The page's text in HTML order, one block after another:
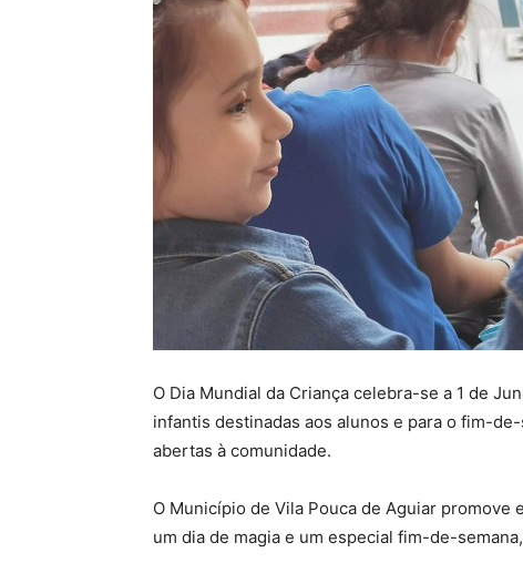
O Dia Mundial da Criança celebra-se a 1 de
infantis destinadas aos alunos e para o fim-
abertas à comunidade.
O Município de Vila Pouca de Aguiar
um dia de magia e um especial fim-de-